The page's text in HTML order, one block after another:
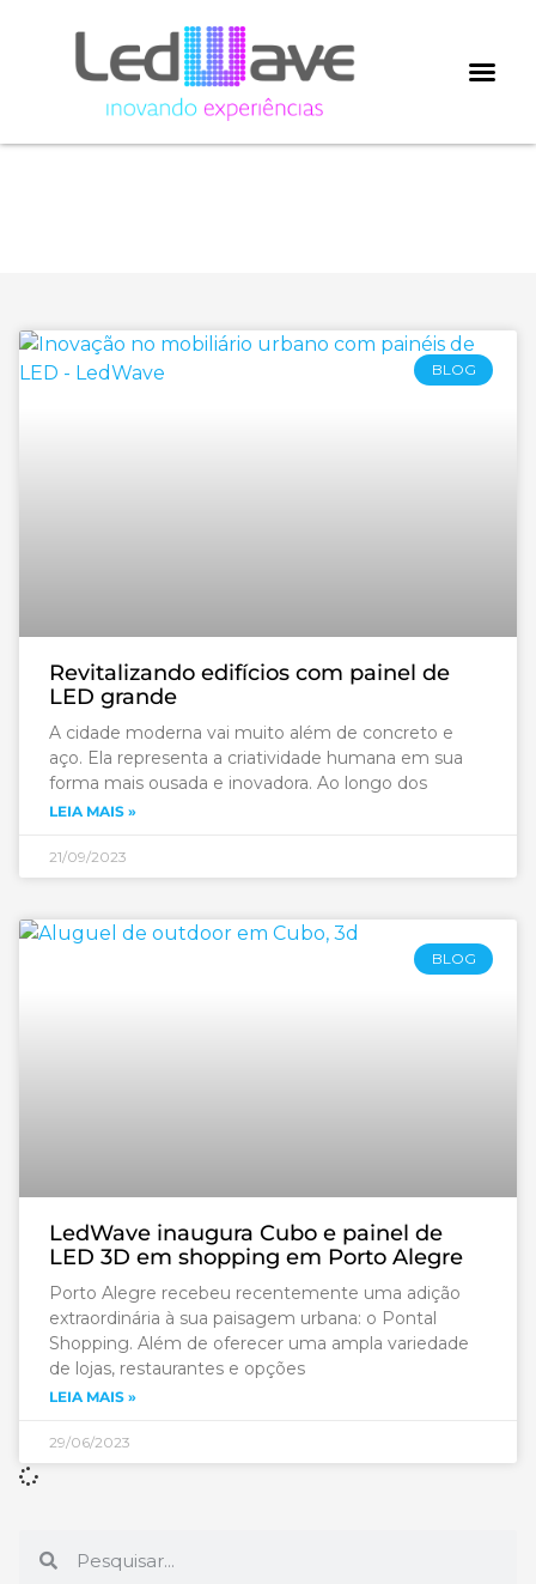
BLOG
Revitalizando edifícios com painel de
LED grande
A cidade moderna vai muito além de concreto e
aço. Ela representa a criatividade humana em sua
forma mais ousada e inovadora. Ao longo dos
LEIA MAIS »
21/09/2023
BLOG
LedWave inaugura Cubo e painel de
LED 3D em shopping em Porto Alegre
Porto Alegre recebeu recentemente uma adição
extraordinária à sua paisagem urbana: o Pontal
Shopping. Além de oferecer uma ampla variedade
de lojas, restaurantes e opções
LEIA MAIS »
29/06/2023